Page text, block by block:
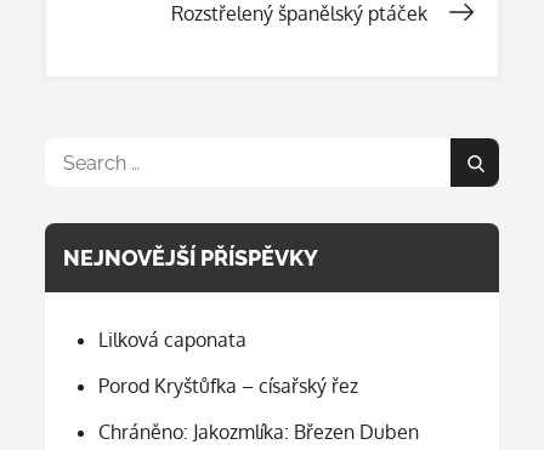
Rozstřelený španělský ptáček
Search
Search
NEJNOVĚJŠÍ PŘÍSPĚVKY
Lilková caponata
Porod Kryštůfka – císařský řez
Chráněno: Jakozmlíka: Březen Duben